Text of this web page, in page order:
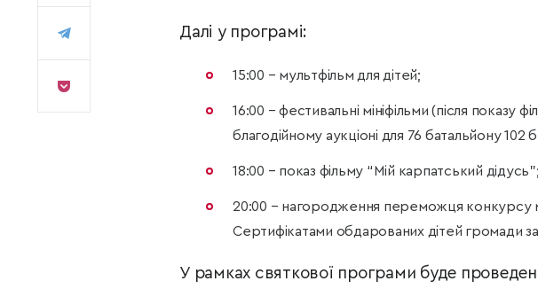
Далі у програмі:
15:00 – мультфільм для дітей;
16:00 – фестивальні мініфільми (після
благодійному аукціоні для 76 батальйону 102
18:00 – показ фільму “Мій карпатський дідусь”;
20:00 – нагородження переможця конкурсу
Сертифікатами обдарованих дітей громади
У рамках святкової програми буде